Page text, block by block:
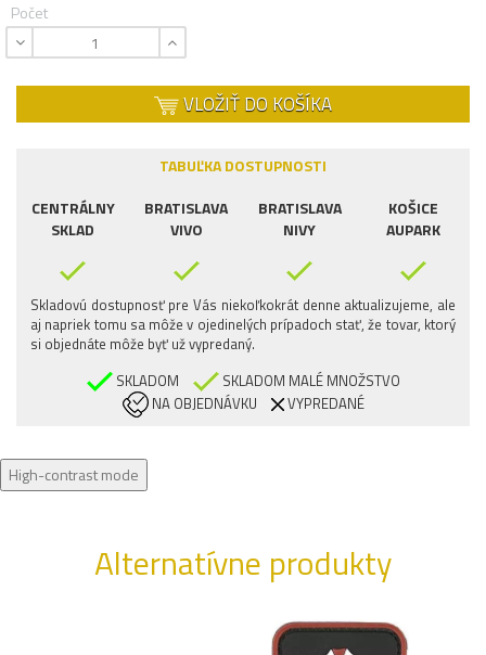
Počet
VLOŽIŤ DO KOŠÍKA
TABUĽKA DOSTUPNOSTI
CENTRÁLNY
SKLAD
BRATISLAVA
VIVO
BRATISLAVA
NIVY
KOŠICE
AUPARK
Skladovú dostupnosť pre Vás niekoľkokrát denne aktualizujeme, ale
aj napriek tomu sa môže v ojedinelých prípadoch stať, že tovar, ktorý
si objednáte môže byť už vypredaný.
SKLADOM
SKLADOM MALÉ MNOŽSTVO
NA OBJEDNÁVKU
VYPREDANÉ
High-contrast mode
Alternatívne produkty